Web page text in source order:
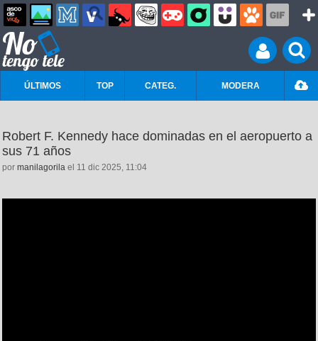
ÚLTIMOS TOP CATEG. MODERA
Robert F. Kennedy hace dominadas en el aeropuerto a
sus 71 años
por manilagorila el 11 dic 2025, 11:04